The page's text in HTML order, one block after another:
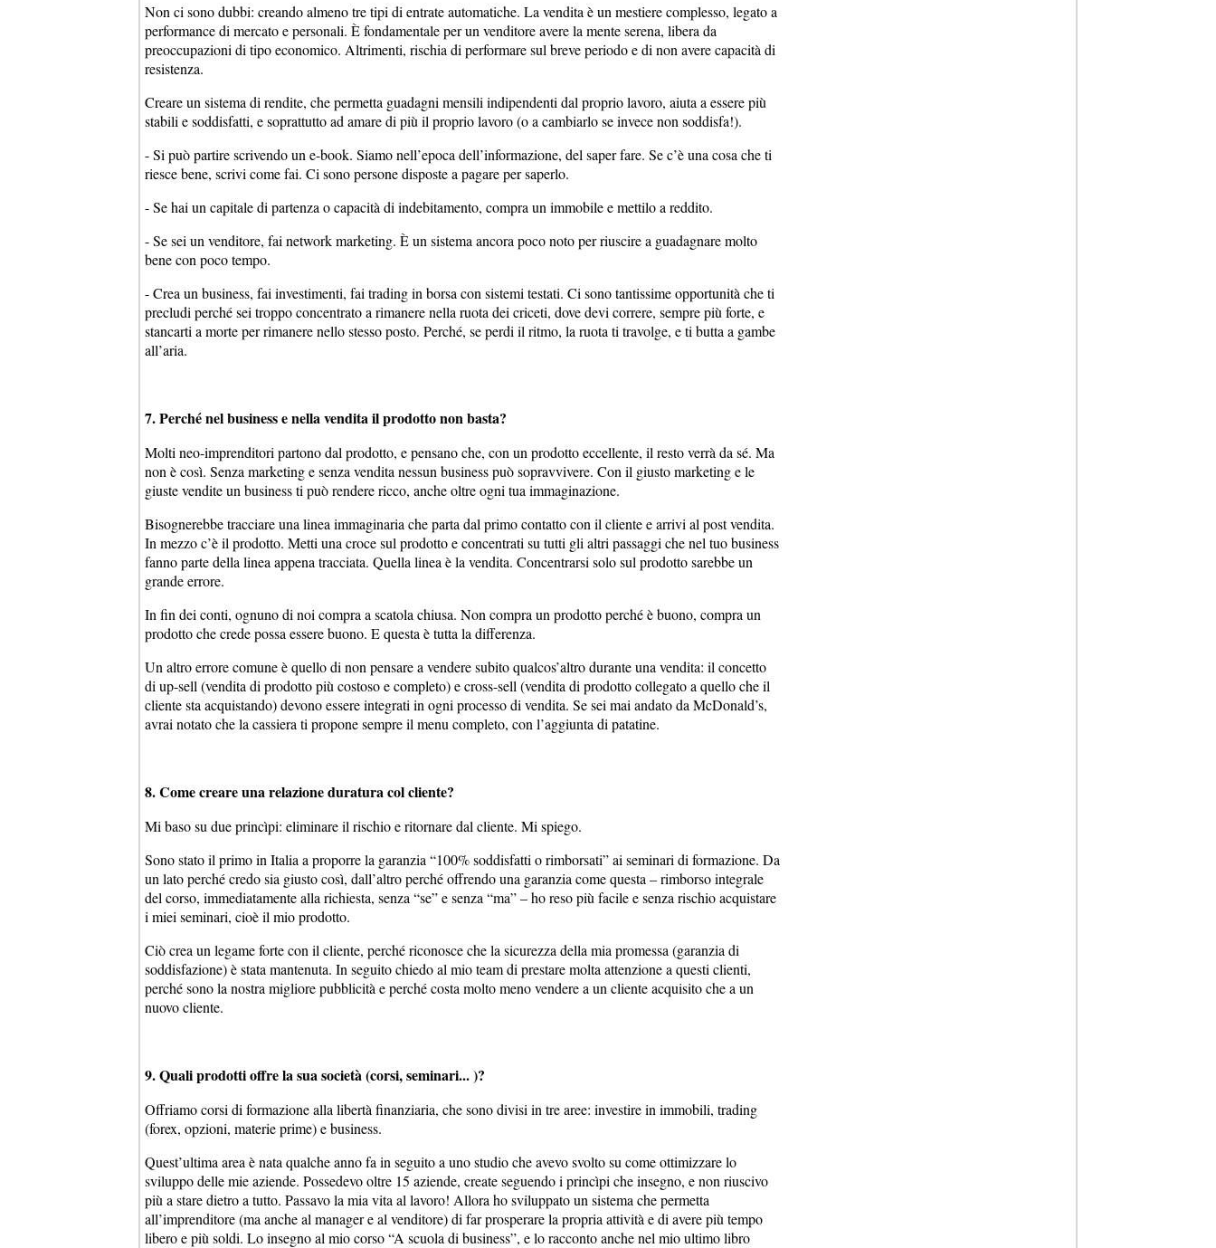
Non ci sono dubbi: creando almeno tre tipi di entrate automatiche. La vendita è un mestiere complesso, legato a
performance di mercato e personali. È fondamentale per un venditore avere la mente serena, libera da
preoccupazioni di tipo economico. Altrimenti, rischia di performare sul breve periodo e di non avere capacità di
resistenza.
Creare un sistema di rendite, che permetta guadagni mensili indipendenti dal proprio lavoro, aiuta a essere più
stabili e soddisfatti, e soprattutto ad amare di più il proprio lavoro (o a cambiarlo se invece non soddisfa!).
- Si può partire scrivendo un e-book. Siamo nell’epoca dell’informazione, del saper fare. Se c’è una cosa che ti
riesce bene, scrivi come fai. Ci sono persone disposte a pagare per saperlo.
- Se hai un capitale di partenza o capacità di indebitamento, compra un immobile e mettilo a reddito.
- Se sei un venditore, fai network marketing. È un sistema ancora poco noto per riuscire a guadagnare molto
bene con poco tempo.
- Crea un business, fai investimenti, fai trading in borsa con sistemi testati. Ci sono tantissime opportunità che ti
precludi perché sei troppo concentrato a rimanere nella ruota dei criceti, dove devi correre, sempre più forte, e
stancarti a morte per rimanere nello stesso posto. Perché, se perdi il ritmo, la ruota ti travolge, e ti butta a gambe
all’aria.
7. Perché nel business e nella vendita il prodotto non basta?
Molti neo-imprenditori partono dal prodotto, e pensano che, con un prodotto eccellente, il resto verrà da sé. Ma
non è così. Senza marketing e senza vendita nessun business può sopravvivere. Con il giusto marketing e le
giuste vendite un business ti può rendere ricco, anche oltre ogni tua immaginazione.
Bisognerebbe tracciare una linea immaginaria che parta dal primo contatto con il cliente e arrivi al post vendita.
In mezzo c’è il prodotto. Metti una croce sul prodotto e concentrati su tutti gli altri passaggi che nel tuo business
fanno parte della linea appena tracciata. Quella linea è la vendita. Concentrarsi solo sul prodotto sarebbe un
grande errore.
In fin dei conti, ognuno di noi compra a scatola chiusa. Non compra un prodotto perché è buono, compra un
prodotto che crede possa essere buono. E questa è tutta la differenza.
Un altro errore comune è quello di non pensare a vendere subito qualcos’altro durante una vendita: il concetto
di up-sell (vendita di prodotto più costoso e completo) e cross-sell (vendita di prodotto collegato a quello che il
cliente sta acquistando) devono essere integrati in ogni processo di vendita. Se sei mai andato da McDonald’s,
avrai notato che la cassiera ti propone sempre il menu completo, con l’aggiunta di patatine.
8. Come creare una relazione duratura col cliente?
Mi baso su due princìpi: eliminare il rischio e ritornare dal cliente. Mi spiego.
Sono stato il primo in Italia a proporre la garanzia “100% soddisfatti o rimborsati” ai seminari di formazione. Da
un lato perché credo sia giusto così, dall’altro perché offrendo una garanzia come questa – rimborso integrale
del corso, immediatamente alla richiesta, senza “se” e senza “ma” – ho reso più facile e senza rischio acquistare
i miei seminari, cioè il mio prodotto.
Ciò crea un legame forte con il cliente, perché riconosce che la sicurezza della mia promessa (garanzia di
soddisfazione) è stata mantenuta. In seguito chiedo al mio team di prestare molta attenzione a questi clienti,
perché sono la nostra migliore pubblicità e perché costa molto meno vendere a un cliente acquisito che a un
nuovo cliente.
9. Quali prodotti offre la sua società (corsi, seminari... )?
Offriamo corsi di formazione alla libertà finanziaria, che sono divisi in tre aree: investire in immobili, trading
(forex, opzioni, materie prime) e business.
Quest’ultima area è nata qualche anno fa in seguito a uno studio che avevo svolto su come ottimizzare lo
sviluppo delle mie aziende. Possedevo oltre 15 aziende, create seguendo i princìpi che insegno, e non riuscivo
più a stare dietro a tutto. Passavo la mia vita al lavoro! Allora ho sviluppato un sistema che permetta
all’imprenditore (ma anche al manager e al venditore) di far prosperare la propria attività e di avere più tempo
libero e più soldi. Lo insegno al mio corso “A scuola di business”, e lo racconto anche nel mio ultimo libro